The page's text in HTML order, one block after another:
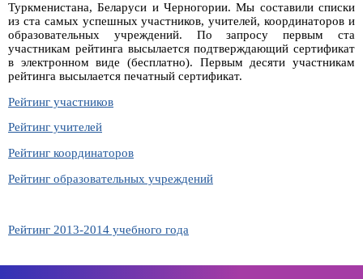
Туркменистана, Беларуси и Черногории. Мы составили списки
из ста самых успешных участников, учителей, координаторов и
образовательных учреждений. По запросу первым ста
участникам рейтинга высылается подтверждающий сертификат
в электронном виде (бесплатно). Первым десяти участникам
рейтинга высылается печатный сертификат.
Рейтинг участников
Рейтинг учителей
Рейтинг координаторов
Рейтинг образовательных учреждений
Рейтинг 2013-2014 учебного года